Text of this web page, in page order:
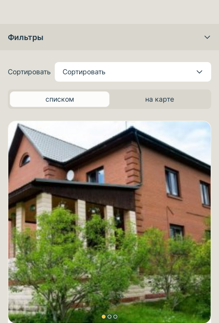
Фильтры
Сортировать Сортировать
списком на карте